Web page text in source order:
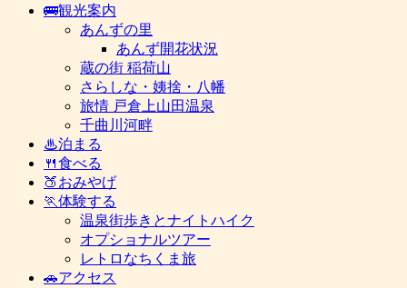
🚌観光案内
あんずの里
あんず開花状況
蔵の街 稲荷山
さらしな・姨捨・八幡
旅情 戸倉上山田温泉
千曲川河畔
♨泊まる
🍴食べる
🍑おみやげ
🏃体験する
温泉街歩きとナイトハイク
オプショナルツアー
レトロなちくま旅
🚗アクセス